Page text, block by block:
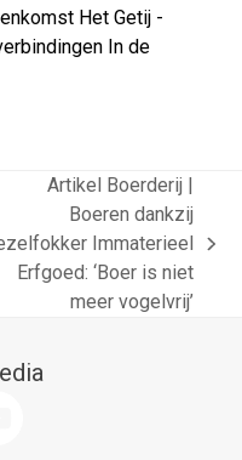
Het Getij -
In de
post:
Artikel Boerderij |
Boeren dankzij
Immaterieel
Erfgoed: ‘Boer is niet
meer vogelvrij’